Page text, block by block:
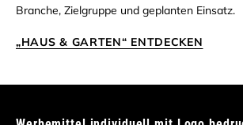
Branche, Zielgruppe und geplanten Einsatz.
„HAUS & GARTEN“ ENTDECKEN